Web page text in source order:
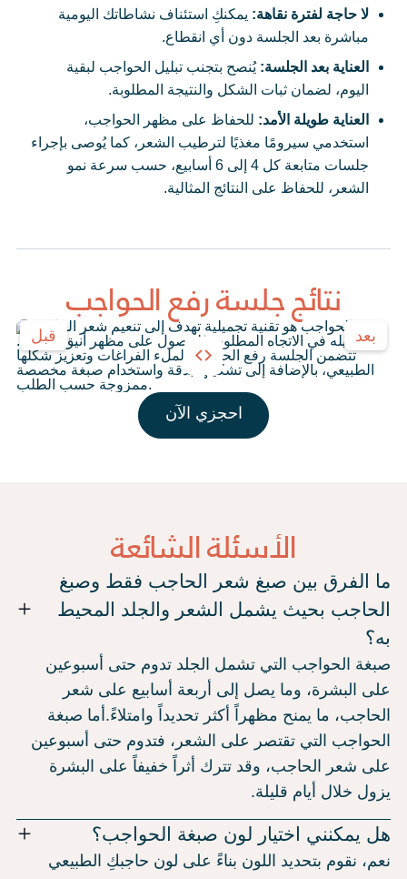
لا حاجة لفترة نقاهة: يمكنكِ استئناف نشاطاتك اليومية
مباشرة بعد الجلسة دون أي انقطاع.
العناية بعد الجلسة:يُنصح بتجنب تبليل الحواجب لبقية
اليوم، لضمان ثبات الشكل والنتيجة المطلوبة.
العناية طويلة الأمد: للحفاظ على مظهر الحواجب،
استخدمي سيرومًا مغذيًا لترطيب الشعر، كما يُوصى بإجراء
جلسات متابعة كل 4 إلى 6 أسابيع، حسب سرعة نمو
الشعر، للحفاظ على النتائج المثالية.
نتائج جلسة رفع الحواجب
قبل بعد
احجزي الآن
الأسئلة الشائعة
ما الفرق بين صبغ شعر الحاجب فقط وصبغ
الحاجب بحيث يشمل الشعر والجلد المحيط
به؟
صبغة الحواجب التي تشمل الجلد تدوم حتى أسبوعين
على البشرة، وما يصل إلى أربعة أسابيع على شعر
الحاجب، ما يمنح مظهراً أكثر تحديداً وامتلاءً.أما صبغة
الحواجب التي تقتصر على الشعر، فتدوم حتى أسبوعين
على شعر الحاجب، وقد تترك أثراً خفيفاً على البشرة
يزول خلال أيام قليلة.
هل يمكنني اختيار لون صبغة الحواجب؟
نعم، نقوم بتحديد اللون بناءً على لون حاجبكِ الطبيعي